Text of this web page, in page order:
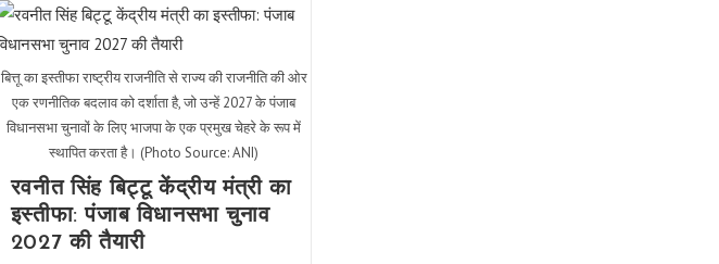
गए:
कांग्रेस
नेता
बुकिंग
विवाद
एक
राजनीतिक
मुद्दा
बन
गई
बित्तू का इस्तीफा राष्ट्रीय राजनीति से राज्य की राजनीति की ओर
एक रणनीतिक बदलाव को दर्शाता है, जो उन्हें 2027 के पंजाब
विधानसभा चुनावों के लिए भाजपा के एक प्रमुख चेहरे के रूप में
स्थापित करता है। (Photo Source: ANI)
रवनीत सिंह बिट्टू केंद्रीय मंत्री का
इस्तीफा: पंजाब विधानसभा चुनाव
2027 की तैयारी